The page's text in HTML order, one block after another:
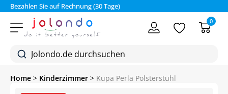
Bezahlen Sie auf Rechnung (30 Tage)
0
Home > Kinderzimmer > Kupa Perla Polsterstuhl